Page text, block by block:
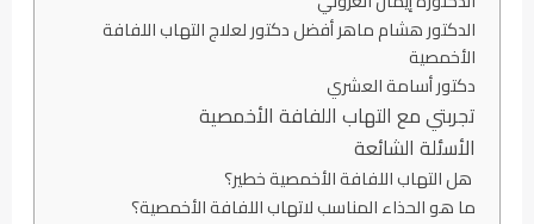
الدكتور هشام ماهر أفضل دكتور لعلاج التهاب اللفافة
الأخمصية
دكتور أسامة العشري
تجربتي مع التهاب اللفافة الأخمصية
الأسئلة الشائعة
هل التهاب اللفافة الأخمصية خطير؟
ما هو الحذاء المناسب لاتهاب اللفافة الأخمصية؟